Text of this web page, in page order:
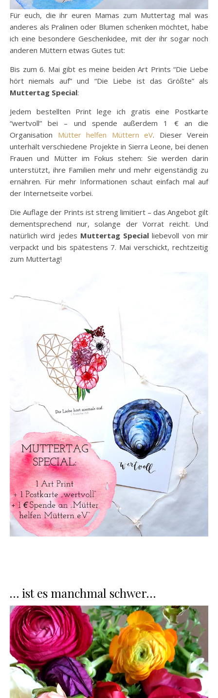
Für euch, die ihr euren Mamas zum Muttertag mal was
anderes als Pralinen oder Blumen schenken möchtet, habe
ich eine besondere Geschenkidee, mit der ihr sogar noch
anderen Müttern etwas Gutes tut:
Bis zum 6. Mai gibt es meine beiden Art Prints “Die Liebe
hört niemals auf” und “Die Liebe ist das Größte” als
Muttertag Special:
Jedem bestellten Print lege ich gratis eine Postkarte
“wertvoll” bei – und spende außerdem 1 € an die
Organisation Mütter helfen Müttern eV. Dieser Verein
unterhält verschiedene Projekte in Sierra Leone, bei denen
Frauen und Mütter im Fokus stehen: Sie werden darin
unterstützt, ihre Familien mehr und mehr eigenständig zu
ernähren. Für mehr Informationen schaut einfach mal auf
der Internetseite vorbei.
Die Auflage der Prints ist streng limitiert – das Angebot gilt
dementsprechend nur, solange der Vorrat reicht. Und
natürlich wird jedes Muttertag Special liebevoll von mir
verpackt und bis spätestens 7. Mai verschickt, rechtzeitig
zum Muttertag!
… ist es manchmal schwer…